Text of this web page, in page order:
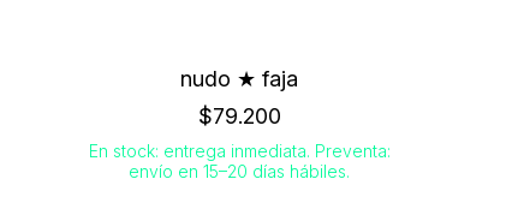
nudo ★ faja
$79.200
En stock: entrega inmediata. Preventa:
envío en 15–20 días hábiles.